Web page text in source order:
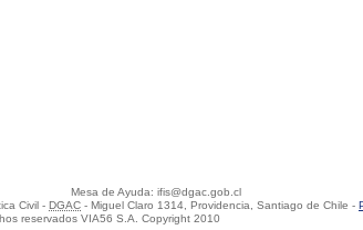
Mesa de Ayuda: ifis@dgac.gob.cl
Civil - DGAC - Miguel Claro 1314, Providencia, Santiago de Chile -
reservados VIA56 S.A. Copyright 2010